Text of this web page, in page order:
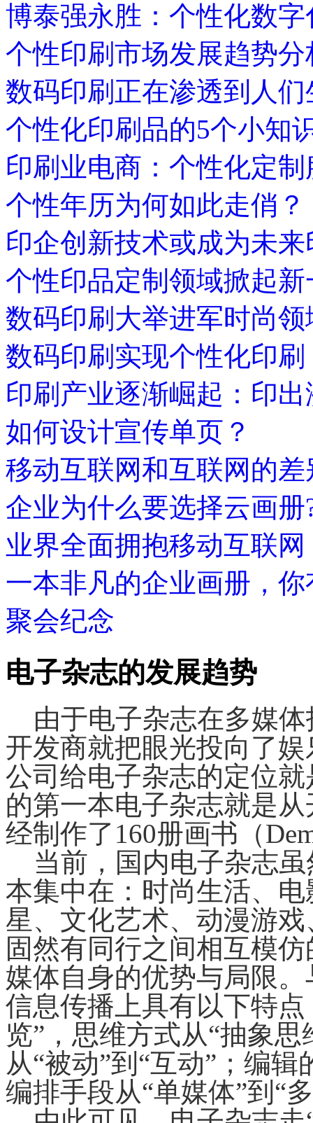
博泰强永胜：个性化数
个性印刷市场发展趋势分
数码印刷正在渗透到人
个性化印刷品的5个小知
印刷业电商：个性化定
个性年历为何如此走俏？
印企创新技术或成为未
个性印品定制领域掀起
数码印刷大举进军时尚
数码印刷实现个性化印刷
印刷产业逐渐崛起：印
如何设计宣传单页？
移动互联网和互联网的
企业为什么要选择云画册
业界全面拥抱移动互联网
一本非凡的企业画册，
聚会纪念
电子杂志的发展趋势
由于电子杂志在多媒体
开发商就把眼光投向了
公司给电子杂志的定位
的第一本电子杂志就是
经制作了160册画书（
当前，国内电子杂志虽
本集中在：时尚生活、
星、文化艺术、动漫游
固然有同行之间相互模
媒体自身的优势与局限
信息传播上具有以下特
览”，思维方式从“抽象
从“被动”到“互动”；编
编排手段从“单媒体”到“